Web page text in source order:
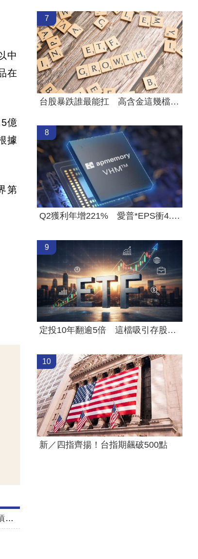
中
在
億
據
第
7
台股暴跌誰最能扛 高含金這幾檔繳正報酬
8
Q2獲利年增221% 愛普*EPS衝4.18元！
9
定投10年翻逾5倍 這檔吸引存股族卡位！
10
新／四指齊揚！台指期飆破500點